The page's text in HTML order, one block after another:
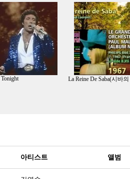
사랑의 미로 The Fool
아티스트 앨범